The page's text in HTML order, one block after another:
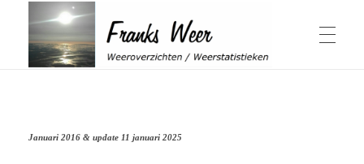
Actuele Winter
Zomer & Lente
Januari 2016 & update 11 januari 2025